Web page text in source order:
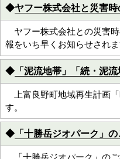
◆ヤフー株式会社と災害
ヤフー株式会社との災害
報をいち早くお知らせされま
◆ 「泥流地帯」「続・泥
上富良野町地域再生計画
す。
◆ 「十勝岳ジオパーク」